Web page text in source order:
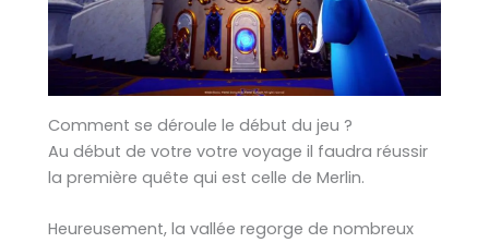
Comment se déroule le début du jeu ?
Au début de votre votre voyage il faudra réussir
la première quête qui est celle de Merlin.
Heureusement, la vallée regorge de nombreux